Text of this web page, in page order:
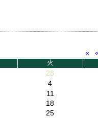
«
火
28
4
11
18
25